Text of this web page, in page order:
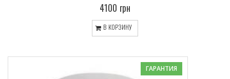
4100 грн
В КОРЗИНУ
ГАРАНТИЯ